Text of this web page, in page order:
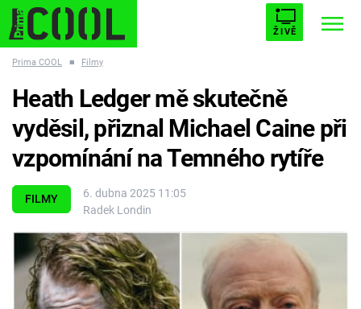
ŽIVĚ
ESCAPE PLNEJ KOTEL AVENGERS 5
Témata
Filmy
Seriály
Prima COOL ■ Filmy
FILMY
6. dubna 2025 11:05
Radek Londin
Heath Ledger mě skutečně
vyděsil, přiznal Michael Caine při
vzpomínání na Temného rytíře